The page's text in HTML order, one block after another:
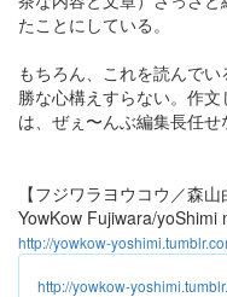
たことにしている。
もちろん、これを読んで
勝な心構えすらない。作
は、ぜぇ〜んぶ編集長任せ
【フジワラヨウコウ／森
YowKow Fujiwara/yoShimi
http://yowkow-
http://yowkow-